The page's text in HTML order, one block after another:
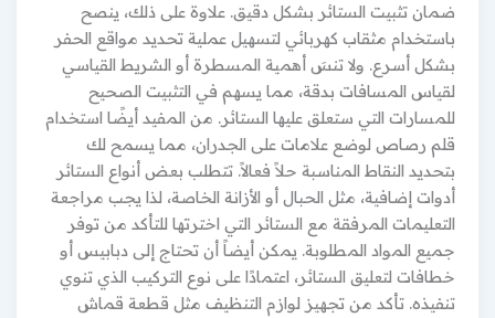
ضمان تثبيت الستائر بشكل دقيق. علاوة على ذلك، ينصح
باستخدام مثقاب كهربائي لتسهيل عملية تحديد مواقع الحفر
بشكل أسرع. ولا تنسَ أهمية المسطرة أو الشريط القياسي
لقياس المسافات بدقة، مما يسهم في التثبيت الصحيح
للمسارات التي ستعلق عليها الستائر. من المفيد أيضًا استخدام
قلم رصاص لوضع علامات على الجدران، مما يسمح لك
بتحديد النقاط المناسبة حلاً فعالاً. تتطلب بعض أنواع الستائر
أدوات إضافية، مثل الحبال أو الأزانة الخاصة، لذا يجب مراجعة
التعليمات المرفقة مع الستائر التي اخترتها للتأكد من توفر
جميع المواد المطلوبة. يمكن أيضاً أن تحتاج إلى دبابيس أو
خطافات لتعليق الستائر، اعتمادًا على نوع التركيب الذي تنوي
تنفيذه. تأكد من تجهيز لوازم التنظيف مثل قطعة قماش